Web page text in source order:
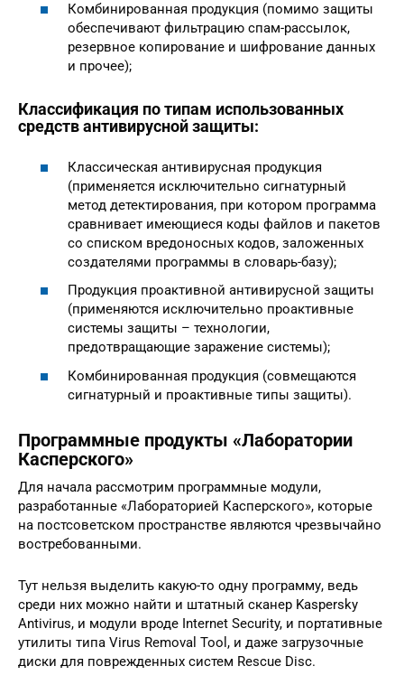
Комбинированная продукция (помимо защиты
обеспечивают фильтрацию спам-рассылок,
резервное копирование и шифрование данных
и прочее);
Классификация по типам использованных
средств антивирусной защиты:
Классическая антивирусная продукция
(применяется исключительно сигнатурный
метод детектирования, при котором программа
сравнивает имеющиеся коды файлов и пакетов
со списком вредоносных кодов, заложенных
создателями программы в словарь-базу);
Продукция проактивной антивирусной защиты
(применяются исключительно проактивные
системы защиты – технологии,
предотвращающие заражение системы);
Комбинированная продукция (совмещаются
сигнатурный и проактивные типы защиты).
Программные продукты «Лаборатории
Касперского»
Для начала рассмотрим программные модули,
разработанные «Лабораторией Касперского», которые
на постсоветском пространстве являются чрезвычайно
востребованными.
Тут нельзя выделить какую-то одну программу, ведь
среди них можно найти и штатный сканер Kaspersky
Antivirus, и модули вроде Internet Security, и портативные
утилиты типа Virus Removal Tool, и даже загрузочные
диски для поврежденных систем Rescue Disc.